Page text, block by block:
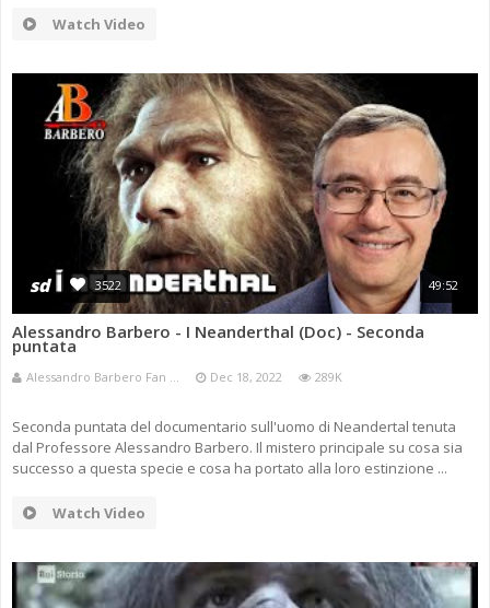
Watch Video
sd 3522 49:52
Alessandro Barbero - I Neanderthal (Doc) - Seconda
puntata
Alessandro Barbero Fan ... Dec 18, 2022 289K
Seconda puntata del documentario sull'uomo di Neandertal tenuta
dal Professore Alessandro Barbero. Il mistero principale su cosa sia
successo a questa specie e cosa ha portato alla loro estinzione ...
Watch Video